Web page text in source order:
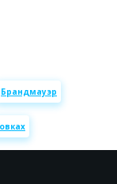
Брандмауэр